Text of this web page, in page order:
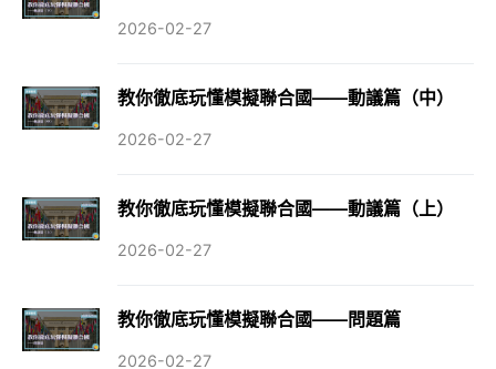
2026-02-27
教你徹底玩懂模擬聯合國——動議篇（中）
2026-02-27
教你徹底玩懂模擬聯合國——動議篇（上）
2026-02-27
教你徹底玩懂模擬聯合國——問題篇
2026-02-27